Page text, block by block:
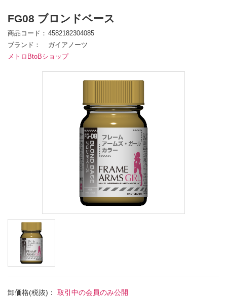
FG08 ブロンドベース
商品コード
4582182304085
ブランド
ガイアノーツ
メトロBtoBショップ
卸価格(税抜)： 取引中の会員のみ公開